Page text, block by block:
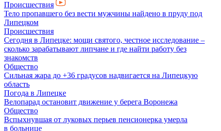
Происшествия
Тело пропавшего без вести мужчины найдено в пруду под
Липецком
Происшествия
Сегодня в Липецке: мощи святого, честное исследование –
сколько зарабатывают липчане и где найти работу без
знакомств
Общество
Сильная жара до +36 градусов надвигается на Липецкую
область
Погода в Липецке
Велопарад остановит движение у берега Воронежа
Общество
Вспыхнувшая от луковых перьев пенсионерка умерла
в больнице